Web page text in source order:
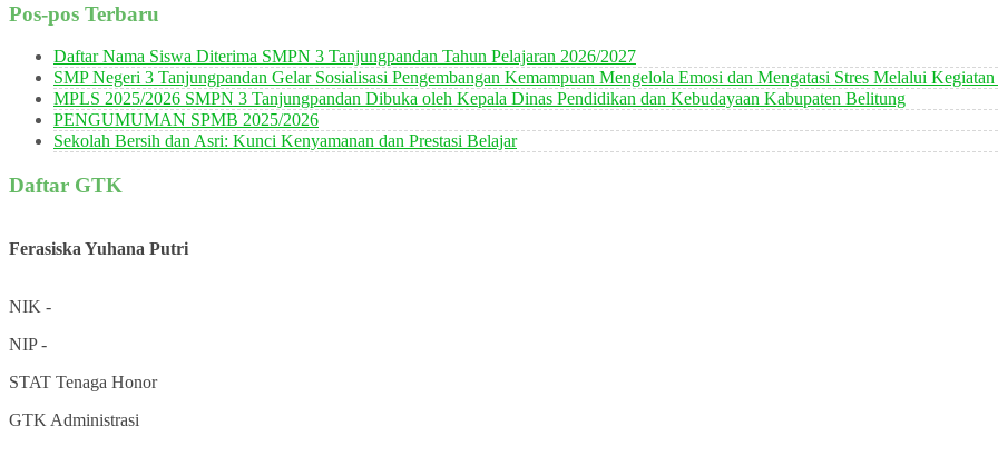
Pos-pos Terbaru
Daftar Nama Siswa Diterima SMPN 3 Tanjungpandan Tahun Pelajaran 2026/2027
SMP Negeri 3 Tanjungpandan Gelar Sosialisasi Pengembangan Kemampuan Mengelola Emosi dan Mengatasi Stres Melalui
MPLS 2025/2026 SMPN 3 Tanjungpandan Dibuka oleh Kepala Dinas Pendidikan dan Kebudayaan Kabupaten Belitung
PENGUMUMAN SPMB 2025/2026
Sekolah Bersih dan Asri: Kunci Kenyamanan dan Prestasi Belajar
Daftar GTK
Ferasiska Yuhana Putri
NIK -
NIP-
STAT Tenaga Honor
GTK Administrasi